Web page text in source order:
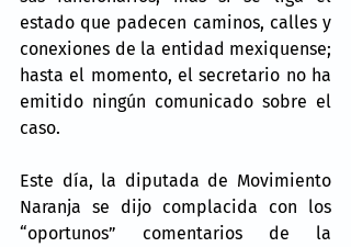
estado que padecen caminos, calles y
conexiones de la entidad mexiquense;
hasta el momento, el secretario no ha
emitido ningún comunicado sobre el
caso.
Este día, la diputada de Movimiento
Naranja se dijo complacida con los
“oportunos” comentarios de la